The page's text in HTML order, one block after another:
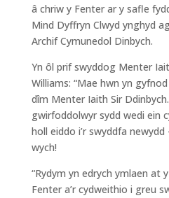
â chriw y Fenter ar y safle
Mind Dyffryn Clwyd ynghyd
Archif Cymunedol Dinbych.
Yn ôl prif swyddog Menter
Williams: “Mae hwn yn
dîm Menter Iaith Sir
gwirfoddolwyr sydd wedi ein
holl eiddo i’r swyddfa
wych!
“Rydym yn edrych ymlaen at
Fenter a’r cydweithio i greu